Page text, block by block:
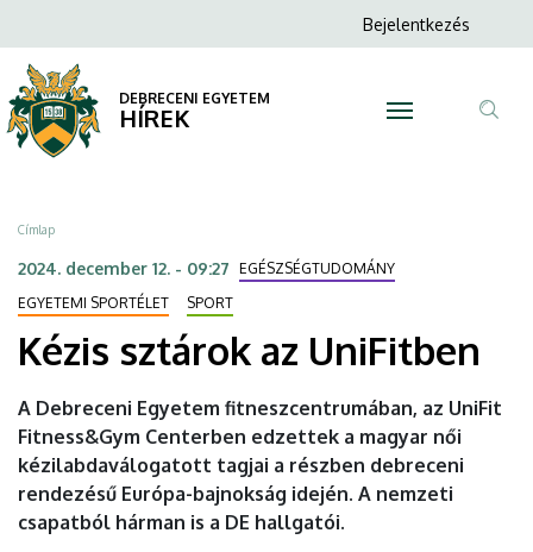
sztárok
az
UniFitben
DEBRECENI
EGYETEM
a
tartalomra
Anonim
menüje
Bejelentkezés
DEBRECENI EGYETEM
HÍREK
Morzsa
Címlap
2024. december 12. - 09:27 EGÉSZSÉGTUDOMÁNY
EGYETEMI SPORTÉLET
SPORT
Kézis sztárok az UniFitben
A Debreceni Egyetem fitneszcentrumában, az UniFit
Fitness&Gym Centerben edzettek a magyar női
kézilabdaválogatott tagjai a részben debreceni
rendezésű Európa-bajnokság idején. A nemzeti
csapatból hárman is a DE hallgatói.